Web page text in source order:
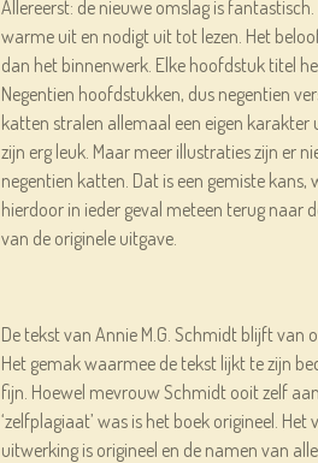
Allereerst: de nieuwe omslag is
warme uit en nodigt uit tot lezen. Het
dan het binnenwerk. Elke hoofdstuk titel
Negentien hoofdstukken, dus negentien
katten stralen allemaal een eigen karakter
zijn erg leuk. Maar meer illustraties zijn er
negentien katten. Dat is een gemiste kans,
hierdoor in ieder geval meteen terug naar
van de originele uitgave.
De tekst van Annie M.G. Schmidt blijft van
Het gemak waarmee de tekst lijkt te zijn
fijn. Hoewel mevrouw Schmidt ooit zelf
‘zelfplagiaat’ was is het boek origineel. Het
uitwerking is origineel en de namen van